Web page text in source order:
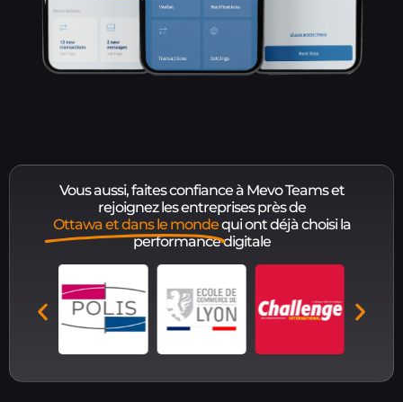
Vous aussi, faites confiance à Mevo Teams et
rejoignez les entreprises près de
Ottawa et dans le mondequi ont déjà choisi la
performance digitale